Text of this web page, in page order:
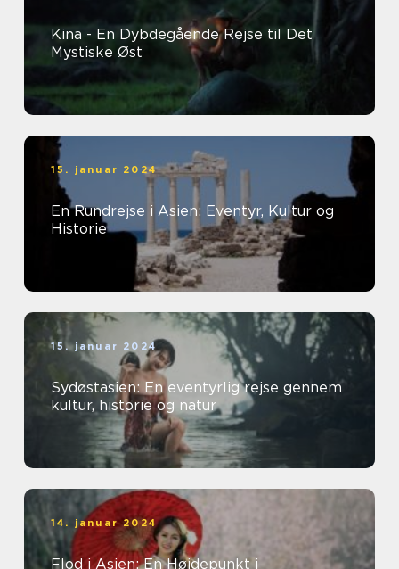
Kina - En Dybdegående Rejse til Det
Mystiske Øst
15. januar 2024
En Rundrejse i Asien: Eventyr, Kultur og
Historie
15. januar 2024
Sydøstasien: En eventyrlig rejse gennem
kultur, historie og natur
14. januar 2024
Flod i Asien: En Højdepunkt i